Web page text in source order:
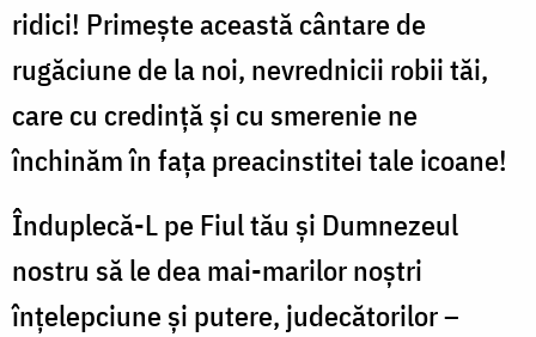
ridici! Primeşte această cântare de
rugăciune de la noi, nevrednicii robii tăi,
care cu credinţă şi cu smerenie ne
închinăm în faţa preacinstitei tale icoane!
Înduplecă-L pe Fiul tău şi Dumnezeul
nostru să le dea mai-marilor noştri
înţelepciune şi putere, judecătorilor –